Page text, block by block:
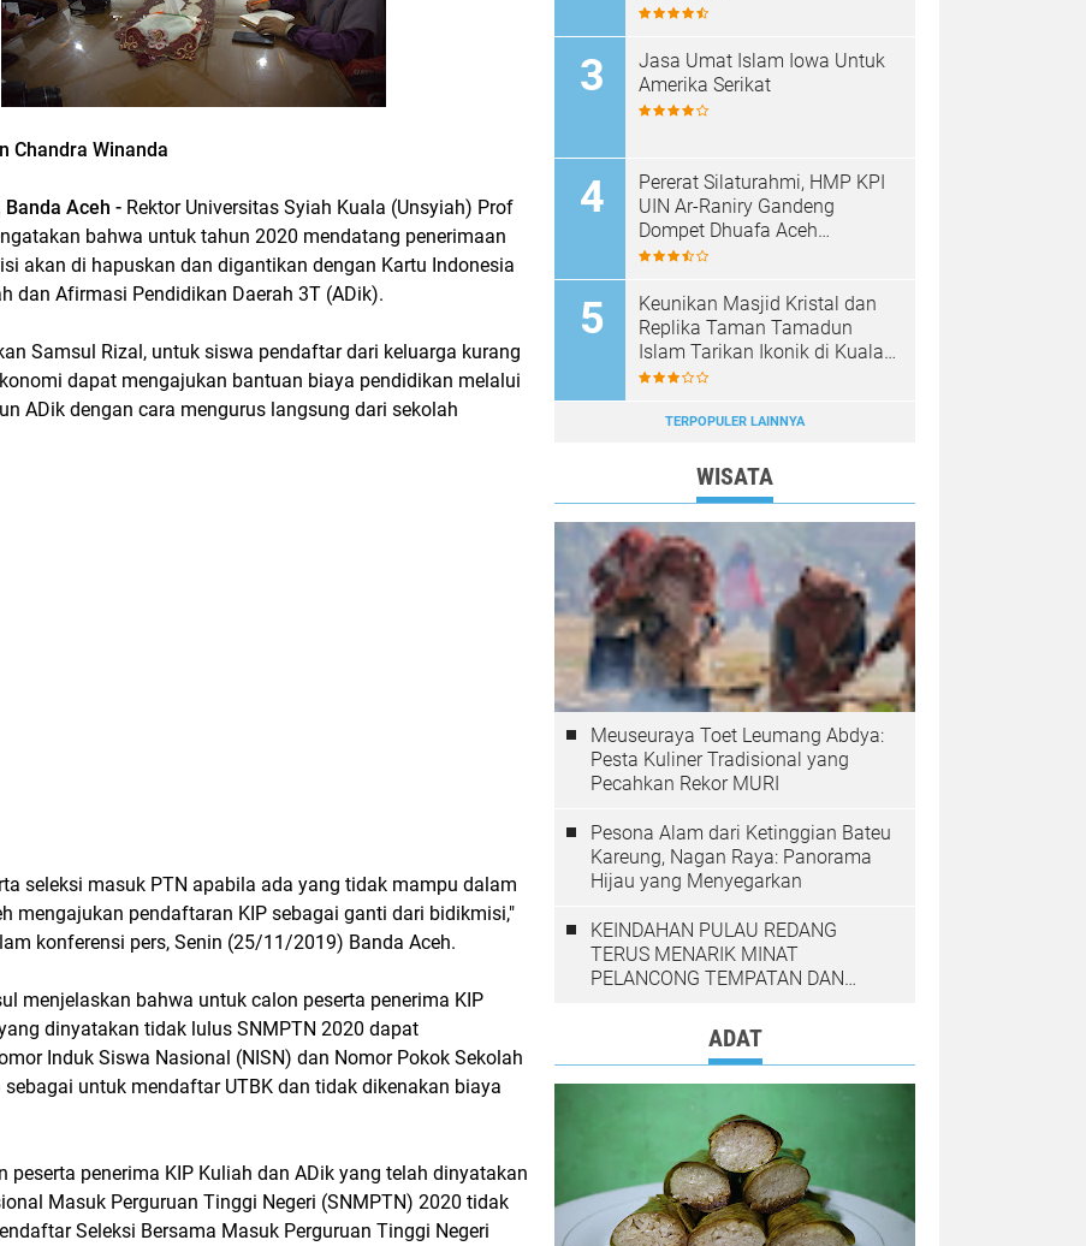
Chandra Winanda
Banda Aceh - Rektor Universitas Syiah Kuala (Unsyiah) Prof
bahwa untuk tahun 2020 mendatang penerimaan
akan di hapuskan dan digantikan dengan Kartu Indonesia
dan Afirmasi Pendidikan Daerah 3T (ADik).
Samsul Rizal, untuk siswa pendaftar dari keluarga kurang
dapat mengajukan bantuan biaya pendidikan melalui
ADik dengan cara mengurus langsung dari sekolah
seleksi masuk PTN apabila ada yang tidak mampu dalam
mengajukan pendaftaran KIP sebagai ganti dari bidikmisi,"
konferensi pers, Senin (25/11/2019) Banda Aceh.
menjelaskan bahwa untuk calon peserta penerima KIP
dinyatakan tidak lulus SNMPTN 2020 dapat
Induk Siswa Nasional (NISN) dan Nomor Pokok Sekolah
sebagai untuk mendaftar UTBK dan tidak dikenakan biaya
peserta penerima KIP Kuliah dan ADik yang telah dinyatakan
Masuk Perguruan Tinggi Negeri (SNMPTN) 2020 tidak
Seleksi Bersama Masuk Perguruan Tinggi Negeri
Jasa Umat Islam Iowa Untuk
Amerika Serikat
Pererat Silaturahmi, HMP KPI
UIN Ar-Raniry Gandeng
Dompet Dhuafa Aceh
Sukseskan Communication
Keunikan Masjid Kristal dan
Replika Taman Tamadun
Islam Tarikan Ikonik di Kuala
Terengganu, Malaysia
TERPOPULER LAINNYA
WISATA
Meuseuraya Toet Leumang Abdya:
Pesta Kuliner Tradisional yang
Pecahkan Rekor MURI
Pesona Alam dari Ketinggian Bateu
Kareung, Nagan Raya: Panorama
Hijau yang Menyegarkan
KEINDAHAN PULAU REDANG
TERUS MENARIK MINAT
PELANCONG TEMPATAN DAN
ADAT